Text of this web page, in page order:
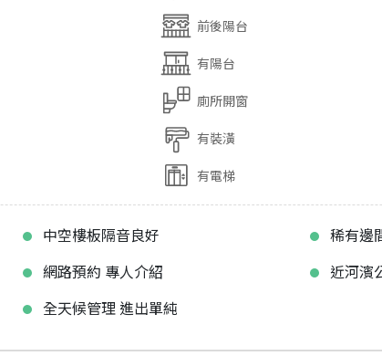
前後陽台
有陽台
廁所開窗
有裝潢
有電梯
中空樓板隔音良好
稀有邊
網路預約 專人介紹
近河濱
全天候管理 進出單純